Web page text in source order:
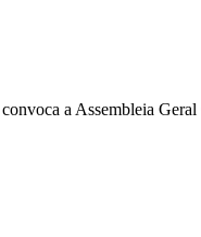
a Assembleia Geral